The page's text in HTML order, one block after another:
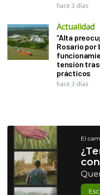
hace 3 días
Actualidad
“Alta
Rosario por
tensión tras
prácticos
hace 3 días
El